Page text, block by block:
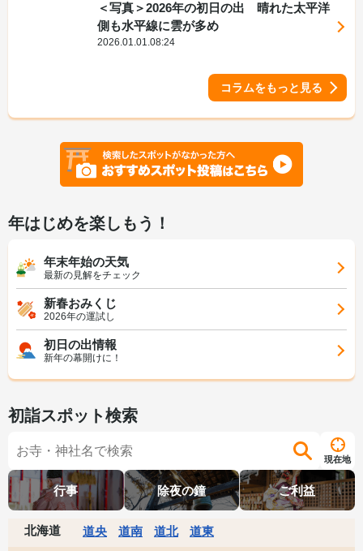
＜写真＞2026年の初日の出 晴れた太平洋
側も水平線に雲が多め
2026.01.01.08:24
コラムをもっと見る
年はじめを楽しもう！
年末年始の天気
最新の見解をチェック
新春おみくじ
2026年の運試し
初日の出情報
新年の幕開けに！
初詣スポット検索
現在地
行事 除夜の鐘 ご利益
北海道 道央 道南 道北
道東